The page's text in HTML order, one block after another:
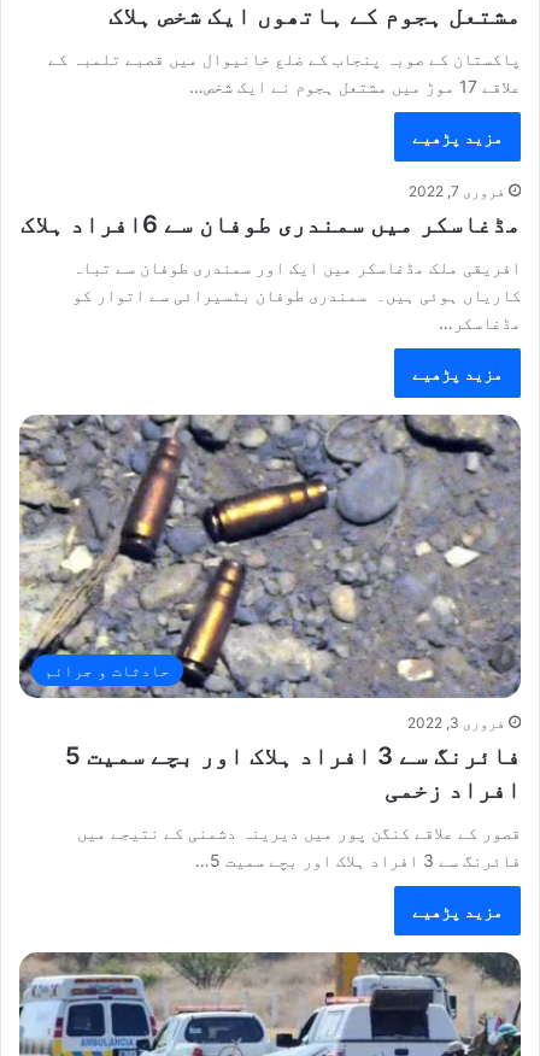
مشتعل ہجوم کے ہاتھوں ایک شخص ہلاک
پاکستان کے صوبہ پنجاب کے ضلع خانیوال میں قصبے تلمبہ کے
علاقے 17 موڑ میں مشتعل ہجوم نے ایک شخص…
مزید پڑھیے
فروری 7, 2022
مڈغاسکر میں سمندری طوفان سے 6افراد ہلاک
افریقی ملک مڈغاسکر میں ایک اور سمندری طوفان سے تباہ
کاریاں ہوئی ہیں۔ سمندری طوفان بٹسیرائی سے اتوار کو
مڈغاسکر…
مزید پڑھیے
حادثات و جرائم
فروری 3, 2022
فائرنگ سے 3 افراد ہلاک اور بچے سمیت 5
افراد زخمی
قصور کے علاقے کنگن پور میں دیرینہ دشمنی کے نتیجے میں
فائرنگ سے 3 افراد ہلاک اور بچے سمیت 5…
مزید پڑھیے